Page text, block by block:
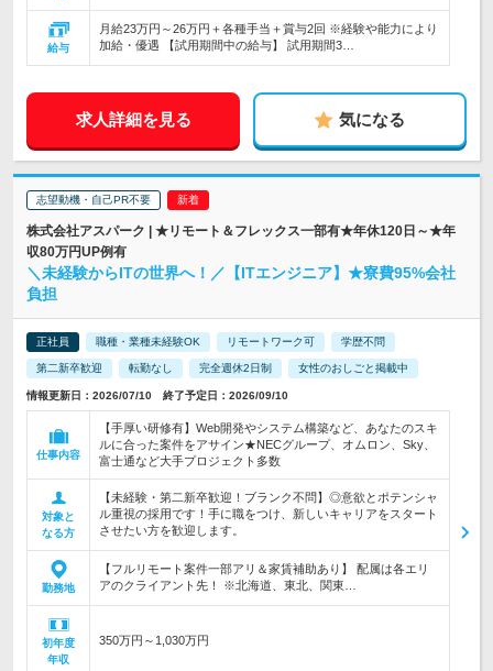
給与
月給23万円～26万円＋各種手当＋賞与2回 ※経験や能力により
加給・優遇 【試用期間中の給与】 試用期間3…
求人詳細を見る 気になる
志望動機・自己PR不要
株式会社アスパーク | ★リモート＆フレックス一部有★年休120日～★年
収80万円UP例有
＼未経験からITの世界へ！／【ITエンジニア】★寮費95%会社
負担
正社員 職種・業種未経験OK リモートワーク可 学歴不問
第二新卒歓迎 転勤なし 完全週休2日制 女性のおしごと掲載中
情報更新日：2026/07/10 終了予定日：2026/09/10
仕事内容
【手厚い研修有】Web開発やシステム構築など、あなたのスキ
ルに合った案件をアサイン★NECグループ、オムロン、Sky、
富士通など大手プロジェクト多数
対象と
なる方
【未経験・第二新卒歓迎！ブランク不問】◎意欲とポテンシャ
ル重視の採用です！手に職をつけ、新しいキャリアをスタート
させたい方を歓迎します。
勤務地
【フルリモート案件一部アリ＆家賃補助あり】 配属は各エリ
アのクライアント先！ ※北海道、東北、関東…
初年度
年収
350万円～1,030万円